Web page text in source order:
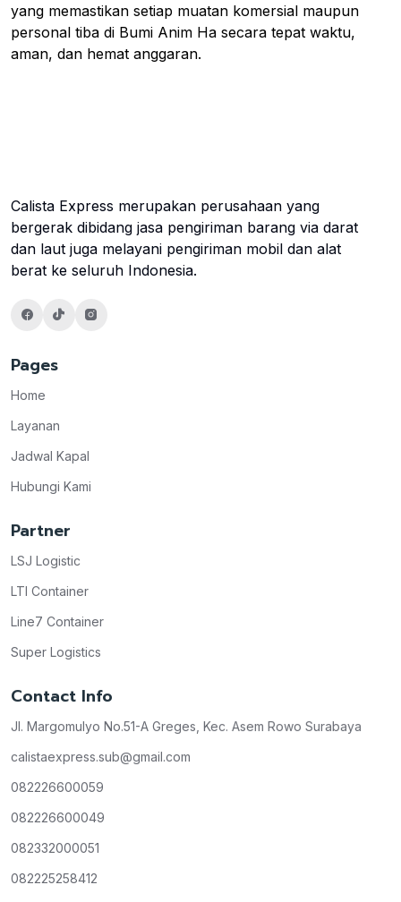
yang memastikan setiap muatan komersial maupun
personal tiba di Bumi Anim Ha secara tepat waktu,
aman, dan hemat anggaran.
Calista Express merupakan perusahaan yang
bergerak dibidang jasa pengiriman barang via darat
dan laut juga melayani pengiriman mobil dan alat
berat ke seluruh Indonesia.
Pages
Home
Layanan
Jadwal Kapal
Hubungi Kami
Partner
LSJ Logistic
LTI Container
Line7 Container
Super Logistics
Contact Info
Jl. Margomulyo No.51-A Greges, Kec. Asem Rowo Surabaya
calistaexpress.sub@gmail.com
082226600059
082226600049
082332000051
082225258412